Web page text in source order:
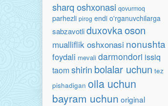
sharq oshxonasi qovurmoq
parhezli pirog endi o'rganuvchilarga
sabzavotliduxovkaoson
mualliflik oshxonasi nonushta
foydali mevali darmondori issiq
taomshirin bolalar uchun tez
pishadigan oila uchun
bayram uchun original